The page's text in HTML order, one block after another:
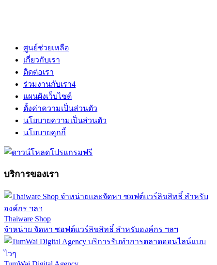
ศูนย์ช่วยเหลือ
เกี่ยวกับเรา
ติดต่อเรา
ร่วมงานกับเรา4
แผนผังเว็บไซต์
ตั้งค่าความเป็นส่วนตัว
นโยบายความเป็นส่วนตัว
นโยบายคุกกี้
บริการของเรา
Thaiware Shop
จำหน่าย จัดหา ซอฟต์แวร์ลิขสิทธิ์ สำหรับองค์กร ฯลฯ